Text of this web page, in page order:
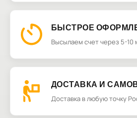
БЫСТРОЕ
Высылаем счет через 5-10
ДОСТАВКА И
Доставка в любую точку